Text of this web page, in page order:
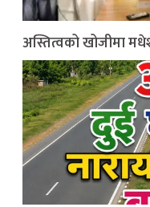
अस्तित्वको खोजीमा